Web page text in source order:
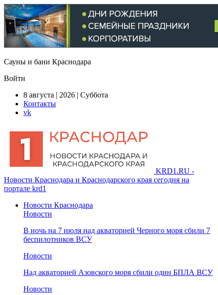
Сауны и бани Краснодара
Войти
8 августа | 2026 | Суббота
Контакты
vk
KRD1.RU -
Новости Краснодара и Краснодарского края сегодня на
портале krd1
Новости Краснодара
Новости
В ночь на 7 июля над акваторией Черного моря сбили 7
беспилотников ВСУ
Новости
Над акваторией Азовского моря сбили один БПЛА ВСУ
Новости